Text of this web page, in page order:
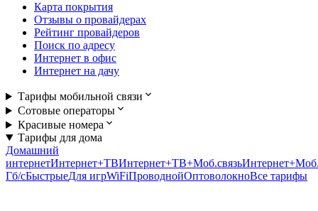
Карта покрытия
Отзывы о провайдерах
Рейтинг провайдеров
Поиск по адресу
Интернет в офис
Интернет на дачу
Тарифы мобильной связи
Сотовые операторы
Красивые номера
Тарифы для дома
Домашний
интернетИнтернет+ТВИнтернет+ТВ+Моб.связь
Гб/cБыстрыеДля игрWiFiПроводнойОптоволокноВсе тарифы